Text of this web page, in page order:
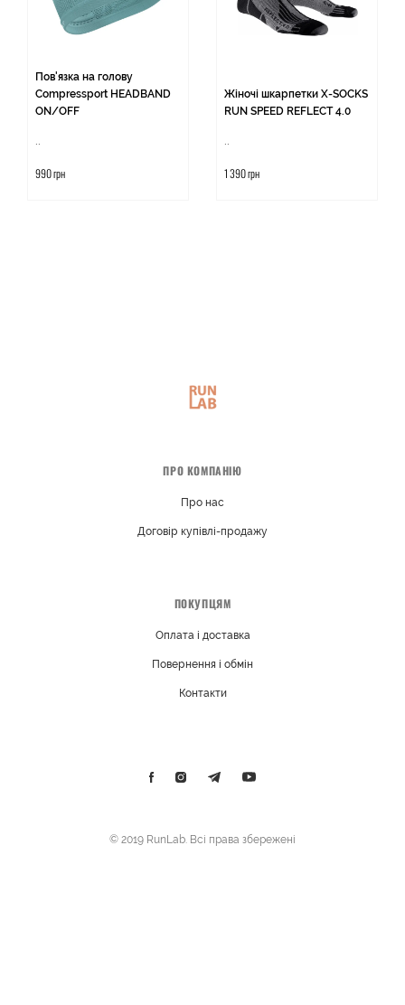
Пов'язка на голову
Compressport HEADBAND
ON/OFF
990 грн
Жіночі шкарпетки X-SOCKS
RUN SPEED REFLECT 4.0
1 390 грн
ПРО КОМПАНІЮ
Про нас
Договір купівлі-продажу
ПОКУПЦЯМ
Оплата і доставка
Повернення і обмін
Контакти
© 2019 RunLab. Всі права збережені